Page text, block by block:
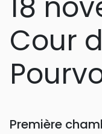
Cour
Première